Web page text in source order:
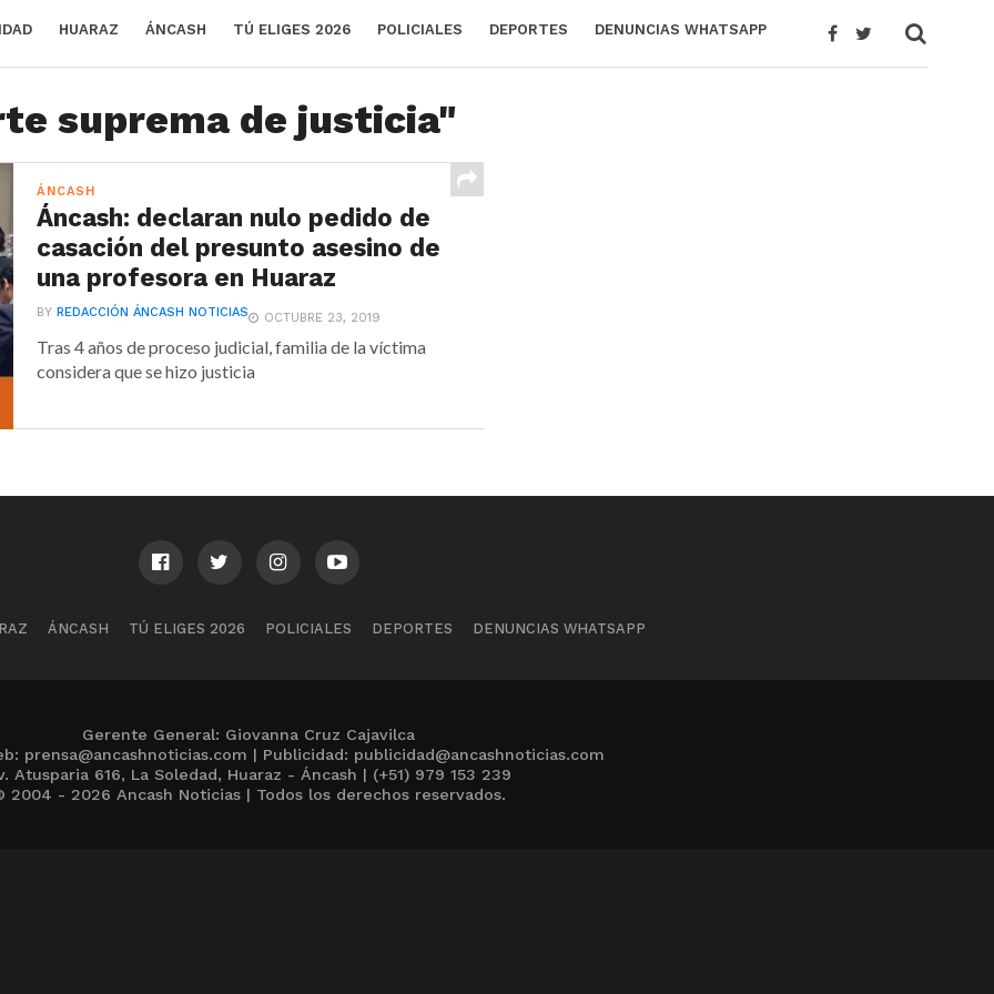
HUARAZ ÁNCASH TÚ ELIGES 2026 POLICIALES DEPORTES DENUNCIAS WHATSAPP
suprema de justicia"
ÁNCASH
Áncash: declaran nulo pedido de
casación del presunto asesino de
una profesora en Huaraz
BYREDACCIÓN ÁNCASH NOTICIAS OCTUBRE 23, 2019
Tras 4 años de proceso judicial, familia de la víctima
considera que se hizo justicia
ÁNCASH TÚ ELIGES 2026 POLICIALES DEPORTES DENUNCIAS WHATSAPP
Gerente General: Giovanna Cruz Cajavilca
prensa@ancashnoticias.com | Publicidad: publicidad@ancashnoticias.com
Atusparia 616, La Soledad, Huaraz - Áncash | (+51) 979 153 239
2004 - 2026 Ancash Noticias | Todos los derechos reservados.